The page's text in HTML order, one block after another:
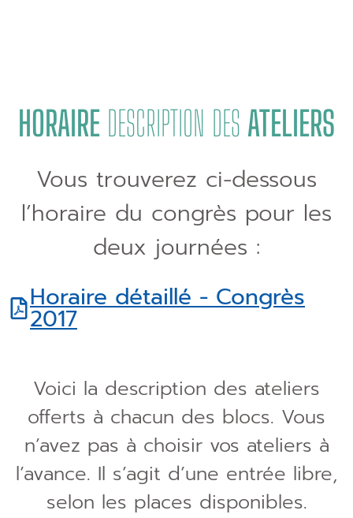
HORAIRE DESCRIPTION DES ATELIERS
Vous trouverez ci-dessous
l’horaire du congrès pour les
deux journées :
Horaire détaillé - Congrès
2017
Voici la description des ateliers
offerts à chacun des blocs. Vous
n’avez pas à choisir vos ateliers à
l’avance. Il s’agit d’une entrée libre,
selon les places disponibles.